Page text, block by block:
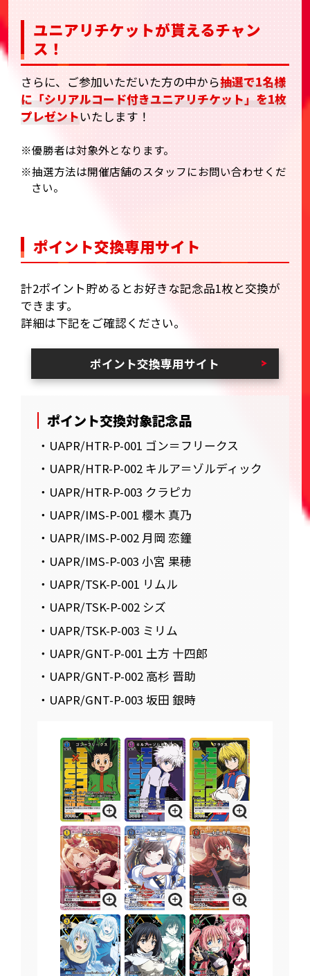
ユニアリチケットが貰えるチャン
ス！
さらに、ご参加いただいた方の中から抽選で1名様
に「シリアルコード付きユニアリチケット」を1枚
プレゼントいたします！
※優勝者は対象外となります。
※抽選方法は開催店舗のスタッフにお問い合わせくだ
さい。
ポイント交換専用サイト
計2ポイント貯めるとお好きな記念品1枚と交換が
できます。
詳細は下記をご確認ください。
ポイント交換専用サイト
ポイント交換対象記念品
・UAPR/HTR-P-001 ゴン＝フリークス
・UAPR/HTR-P-002 キルア＝ゾルディック
・UAPR/HTR-P-003 クラピカ
・UAPR/IMS-P-001 櫻木 真乃
・UAPR/IMS-P-002 月岡 恋鐘
・UAPR/IMS-P-003 小宮 果穂
・UAPR/TSK-P-001 リムル
・UAPR/TSK-P-002 シズ
・UAPR/TSK-P-003 ミリム
・UAPR/GNT-P-001 土方 十四郎
・UAPR/GNT-P-002 高杉 晋助
・UAPR/GNT-P-003 坂田 銀時